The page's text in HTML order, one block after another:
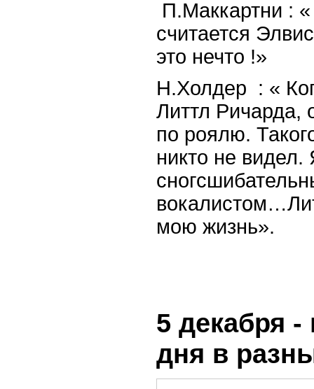
П.Маккартни :
считается
это нечто !»
Н.Холдер : «
Литтл Ричарда,
по роялю.
никто не видел.
мою жизнь».
5 декабря -
дня в